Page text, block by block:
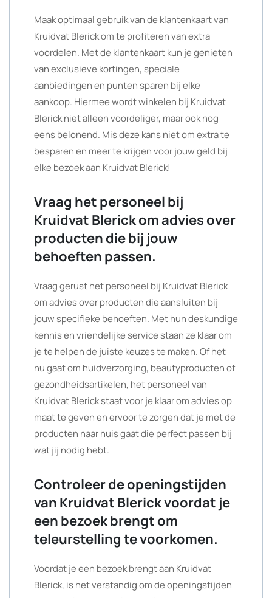
Maak optimaal gebruik van de klantenkaart van
Kruidvat Blerick om te profiteren van extra
voordelen. Met de klantenkaart kun je genieten
van exclusieve kortingen, speciale
aanbiedingen en punten sparen bij elke
aankoop. Hiermee wordt winkelen bij Kruidvat
Blerick niet alleen voordeliger, maar ook nog
eens belonend. Mis deze kans niet om extra te
besparen en meer te krijgen voor jouw geld bij
elke bezoek aan Kruidvat Blerick!
Vraag het personeel bij
Kruidvat Blerick om advies over
producten die bij jouw
behoeften passen.
Vraag gerust het personeel bij Kruidvat Blerick
om advies over producten die aansluiten bij
jouw specifieke behoeften. Met hun deskundige
kennis en vriendelijke service staan ze klaar om
je te helpen de juiste keuzes te maken. Of het
nu gaat om huidverzorging, beautyproducten of
gezondheidsartikelen, het personeel van
Kruidvat Blerick staat voor je klaar om advies op
maat te geven en ervoor te zorgen dat je met de
producten naar huis gaat die perfect passen bij
wat jij nodig hebt.
Controleer de openingstijden
van Kruidvat Blerick voordat je
een bezoek brengt om
teleurstelling te voorkomen.
Voordat je een bezoek brengt aan Kruidvat
Blerick, is het verstandig om de openingstijden